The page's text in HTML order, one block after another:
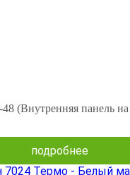
(Внутренняя панель
подробнее